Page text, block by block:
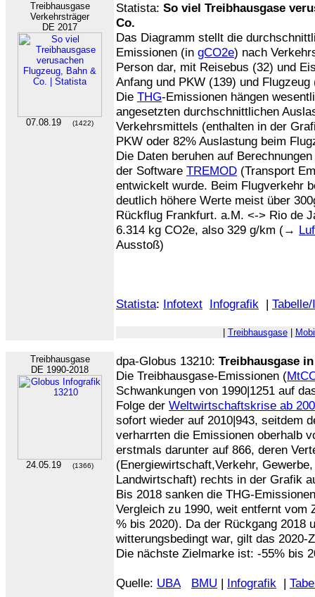
Treibhausgase
Verkehrsträger
DE 2017
07.08.19 (1422)
Statista: So viel Treibhausgase
Co.
Das Diagramm stellt die
Emissionen (in gCO2e) nach
Person dar, mit Reisebus (32) und
Anfang und PKW (139) und
Die THG-Emissionen hängen
angesetzten durchschnittlichen
Verkehrsmittels (enthalten in der
PKW oder 82% Auslastung beim
Die Daten beruhen auf
der Software TREMOD (Transport
entwickelt wurde. Beim Flugverkehr
deutlich höhere Werte meist über
Rückflug Frankfurt. a.M. <-> Rio de
6.314 kg CO2e, also 329 g/km (→
Ausstoß)
Statista: Infotext Infografik |
Treibhausgase|
Treibhausgase
DE 1990-2018
24.05.19 (1366)
dpa-Globus 13210: Treibhausgase
Die Treibhausgase-Emissionen (
Schwankungen von 1990|1251 auf
Folge der Weltwirtschaftskrise ab
sofort wieder auf 2010|943, seitdem
verharrten die Emissionen oberhalb
erstmals darunter auf 866, deren
(Energiewirtschaft,Verkehr,
Landwirtschaft) rechts in der Grafik
Bis 2018 sanken die THG-
Vergleich zu 1990, weit entfernt vom
% bis 2020). Da der Rückgang 2018
witterungsbedingt war, gilt das 2020-
Die nächste Zielmarke ist: -55% bis
Quelle: UBA BMU | Infografik |